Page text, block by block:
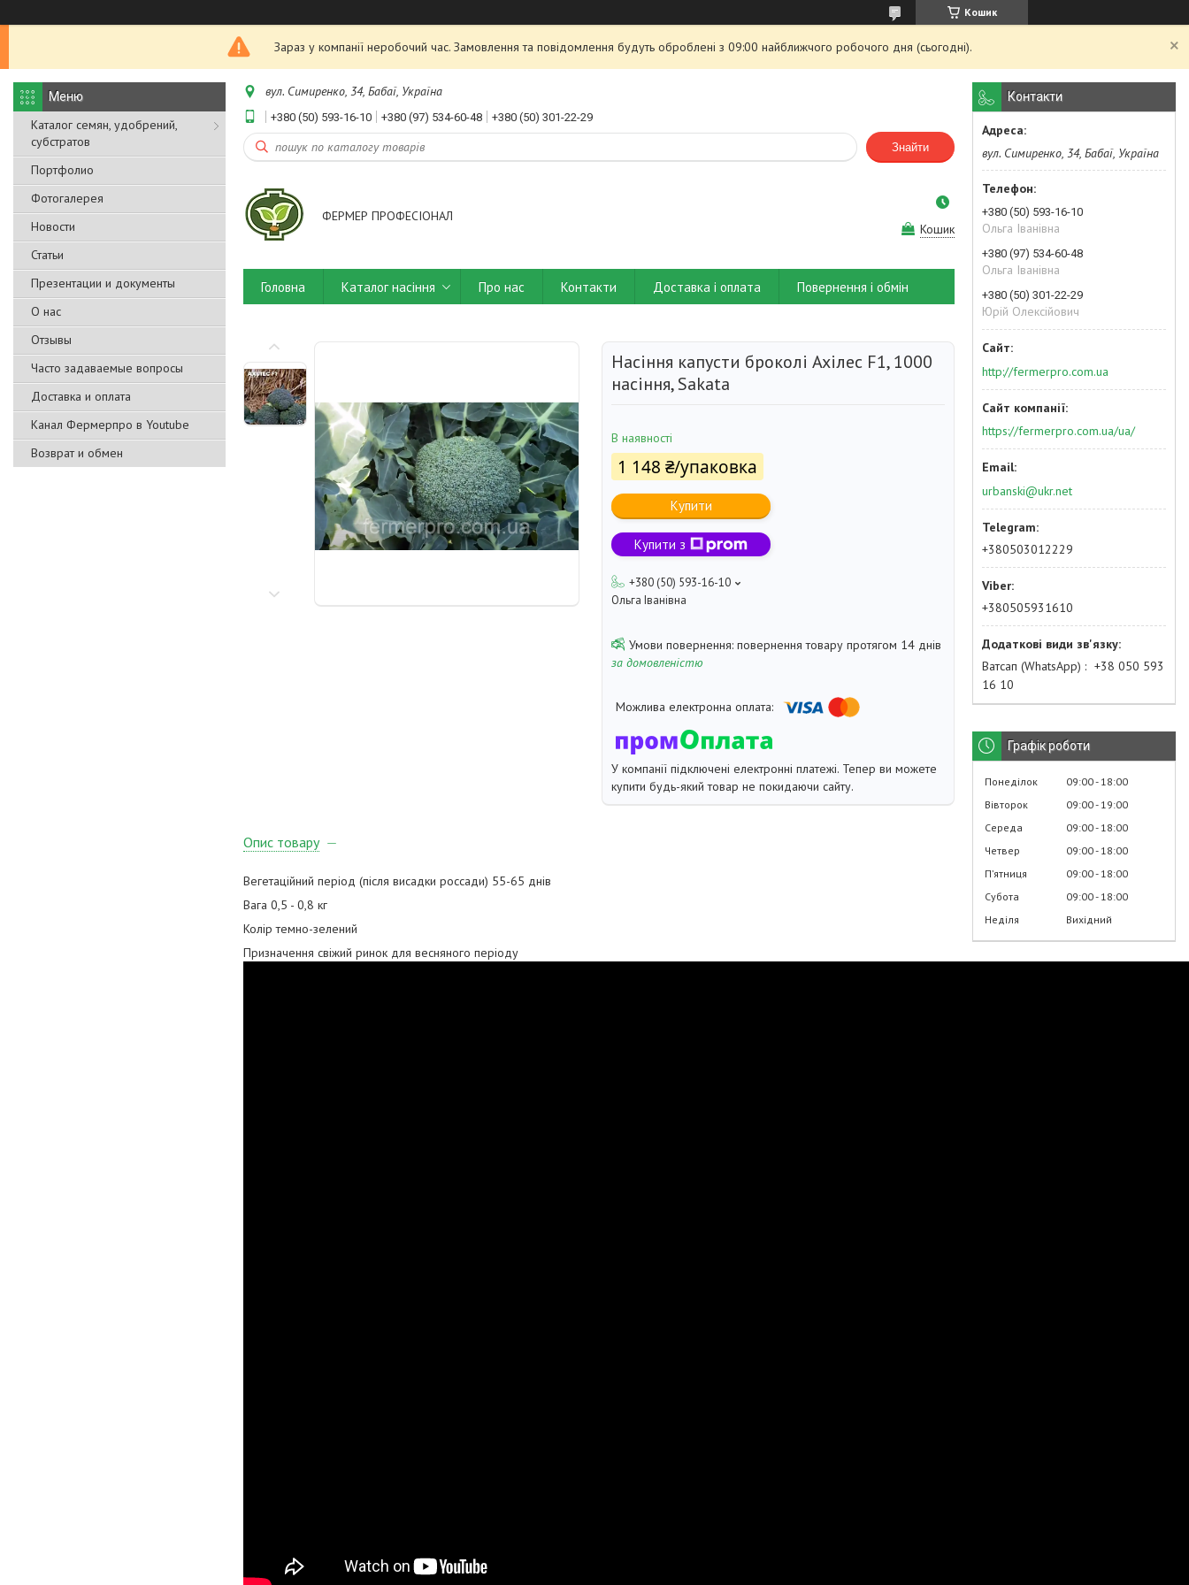
Кошик
Зараз у компанії неробочий час. Замовлення та повідомлення будуть оброблені з 09:00 найближчого робочого дня (сьогодні).
Каталог семян, удобрений,
субстратов
Портфолио
Фотогалерея
Новости
Статьи
Презентации и документы
О нас
Отзывы
Часто задаваемые вопросы
Доставка и оплата
Канал Фермерпро в Youtube
Возврат и обмен
вул. Симиренко, 34, Бабаї, Україна
+380 (50) 593-16-10 +380 (97) 534-60-48 +380 (50) 301-22-29
Знайти
ФЕРМЕР ПРОФЕСІОНАЛ
Кошик
Головна Каталог насіння Про нас Контакти Доставка і оплата Повернення і обмін
Насіння капусти броколі Ахілес F1, 1000
насіння, Sakata
В наявності
1 148 ₴/упаковка
Купити
Купити з
+380 (50) 593-16-10
Ольга Іванівна
повернення товару протягом 14 днів
за домовленістю
У компанії підключені електронні платежі. Тепер ви можете
купити будь-який товар не покидаючи сайту.
Опис товару
Вегетаційний період (після висадки россади) 55-65 днів
Вага 0,5 - 0,8 кг
Колір темно-зелений
Призначення свіжий ринок для весняного періоду
Контакти
вул. Симиренко, 34, Бабаї, Україна
+380 (50) 593-16-10
Ольга Іванівна
+380 (97) 534-60-48
Ольга Іванівна
+380 (50) 301-22-29
Юрій Олексійович
http://fermerpro.com.ua
https://fermerpro.com.ua/ua/
urbanski@ukr.net
+380503012229
+380505931610
Ватсап (WhatsApp)
+38 050 593
16 10
Графік роботи
Понеділок 09:00 18:00
Вівторок
09:00 19:00
Середа
09:00 18:00
Четвер
09:00 18:00
Пʼятниця
09:00 18:00
Субота
09:00 18:00
Неділя
Вихідний